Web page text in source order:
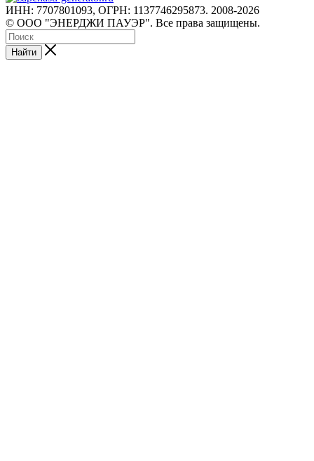
ИНН: 7707801093, ОГРН: 1137746295873. 2008-2026
© ООО "ЭНЕРДЖИ ПАУЭР". Все права защищены.
Найти